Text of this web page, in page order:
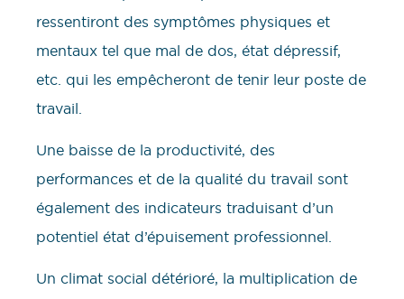
ressentiront des symptômes physiques et
mentaux tel que mal de dos, état dépressif,
etc. qui les empêcheront de tenir leur poste de
travail.
Une baisse de la productivité, des
performances et de la qualité du travail sont
également des indicateurs traduisant d’un
potentiel état d’épuisement professionnel.
Un climat social détérioré, la multiplication de